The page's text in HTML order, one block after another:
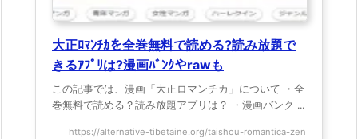
大正ﾛﾏﾝﾁｶを全巻無料で読める?読み放題で
きるｱﾌﾟﾘは?漫画ﾊﾞﾝｸやrawも
この記事では、漫画「大正ロマンチカ」について ・全
巻無料で読める？読み放題アプリは？ ・漫画バンク ...
https://alternative-tibetaine.org/taishou-romantica-zen